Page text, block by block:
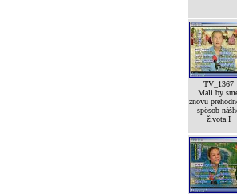
TV_1367
Mali by
znovu
spôsob
života I